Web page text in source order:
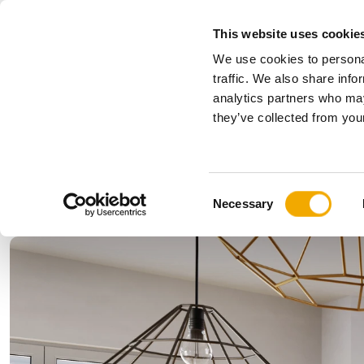
This website uses
We use cookies to
traffic. We also share
analytics partners who
they’ve collected from
t
S
Necessary
Bitte wählen Sie Ihr Land
Bulgarien
Kroatien
Lettland
Rumänien
Slowakei
News, Presse und Events
Anwendungen & Branchen